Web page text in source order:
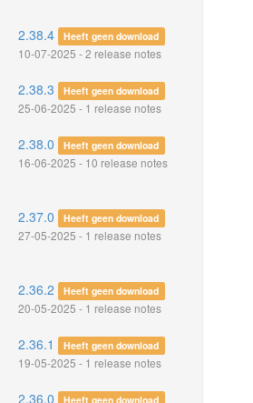
2.38.4 Heeft geen download
10-07-2025 - 2 release notes
2.38.3 Heeft geen download
25-06-2025 - 1 release notes
2.38.0 Heeft geen download
16-06-2025 - 10 release notes
2.37.0 Heeft geen download
27-05-2025 - 1 release notes
2.36.2 Heeft geen download
20-05-2025 - 1 release notes
2.36.1 Heeft geen download
19-05-2025 - 1 release notes
2.36.0 Heeft geen download